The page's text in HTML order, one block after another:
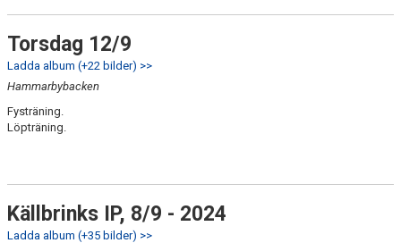
Torsdag 12/9
Ladda album (+22 bilder) >>
Hammarbybacken
Fysträning.
Löpträning.
Källbrinks IP, 8/9 - 2024
Ladda album (+35 bilder) >>